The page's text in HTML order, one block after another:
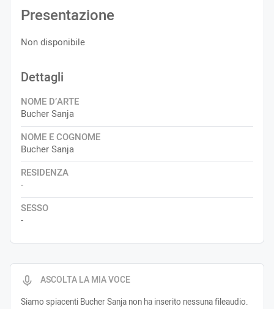
ASCOLTA LA MIA VOCE
Siamo spiacenti Bucher Sanja non ha inserito nessuna fileaudio.
Presentazione
Non disponibile
Dettagli
NOME D’ARTE
Bucher Sanja
NOME E COGNOME
Bucher Sanja
RESIDENZA
-
SESSO
-